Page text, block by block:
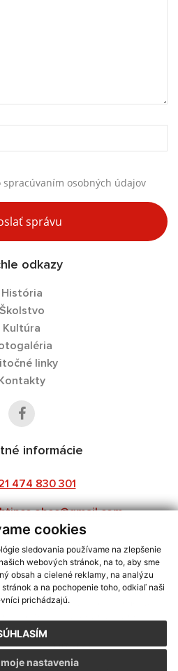
cookies
sledovania používame na zlepšenie
webových stránok, na to, aby sme
obsah a cielené reklamy, na analýzu
a na pochopenie toho, odkiaľ naši
prichádzajú.
nastavenia
spracúvaním osobných údajov
správu
odkazy
História
Školstvo
Kultúra
linky
Kontakty
informácie
474 830 301
informácií s využitím RSS
ECHELON 2,Mapa stránok,web portál
s.r.o.,domény,registrácia domény
30.07.2026